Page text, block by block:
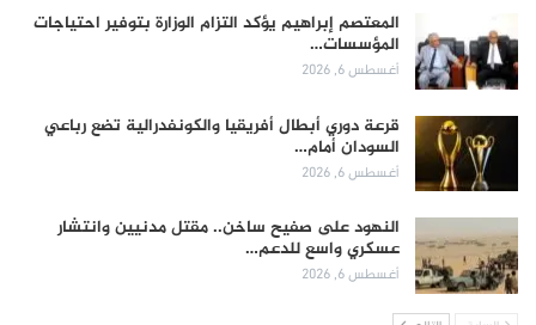
المعتصم إبراهيم يؤكد التزام الوزارة بتوفير احتياجات
المؤسسات…
أغسطس 6, 2026
قرعة دوري أبطال أفريقيا والكونفدرالية تضع رباعي
السودان أمام…
أغسطس 6, 2026
النهود على صفيح ساخن.. مقتل مدنيين وانتشار
عسكري واسع للدعم…
أغسطس 6, 2026